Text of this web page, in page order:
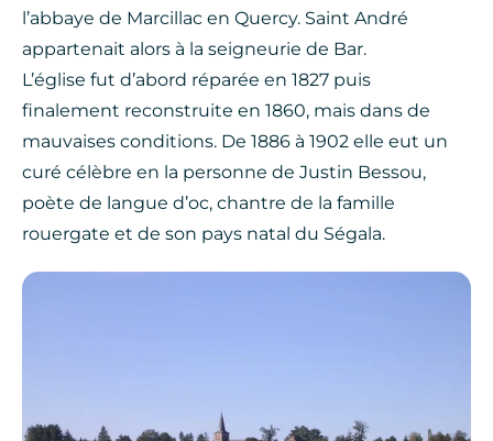
l’abbaye de Marcillac en Quercy. Saint André
appartenait alors à la seigneurie de Bar.
L’église fut d’abord réparée en 1827 puis
finalement reconstruite en 1860, mais dans de
mauvaises conditions. De 1886 à 1902 elle eut un
curé célèbre en la personne de Justin Bessou,
poète de langue d’oc, chantre de la famille
rouergate et de son pays natal du Ségala.